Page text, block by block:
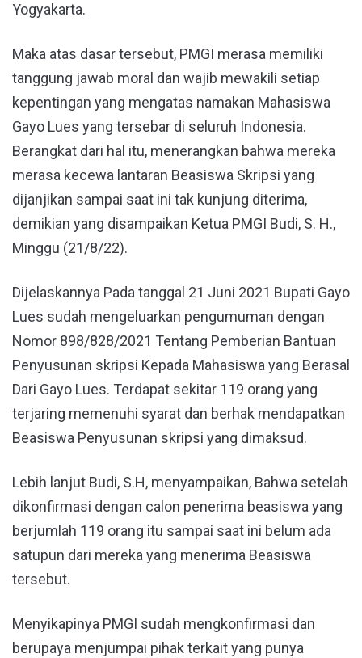
Yogyakarta.
Maka atas dasar tersebut, PMGI merasa memiliki
tanggung jawab moral dan wajib mewakili setiap
kepentingan yang mengatas namakan Mahasiswa
Gayo Lues yang tersebar di seluruh Indonesia.
Berangkat dari hal itu, menerangkan bahwa mereka
merasa kecewa lantaran Beasiswa Skripsi yang
dijanjikan sampai saat ini tak kunjung diterima,
demikian yang disampaikan Ketua PMGI Budi, S. H.,
Minggu (21/8/22).
Dijelaskannya Pada tanggal 21 Juni 2021 Bupati Gayo
Lues sudah mengeluarkan pengumuman dengan
Nomor 898/828/2021 Tentang Pemberian Bantuan
Penyusunan skripsi Kepada Mahasiswa yang Berasal
Dari Gayo Lues. Terdapat sekitar 119 orang yang
terjaring memenuhi syarat dan berhak mendapatkan
Beasiswa Penyusunan skripsi yang dimaksud.
Lebih lanjut Budi, S.H, menyampaikan, Bahwa setelah
dikonfirmasi dengan calon penerima beasiswa yang
berjumlah 119 orang itu sampai saat ini belum ada
satupun dari mereka yang menerima Beasiswa
tersebut.
Menyikapinya PMGI sudah mengkonfirmasi dan
berupaya menjumpai pihak terkait yang punya